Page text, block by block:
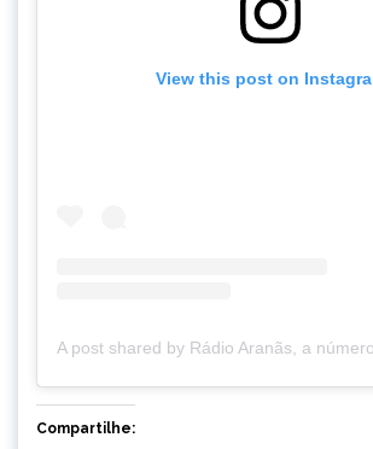
View this post on
Compartilhe: